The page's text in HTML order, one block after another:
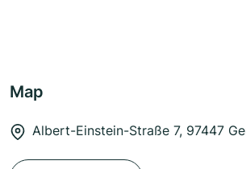
Map
Albert-Einstein-Straße 7, 97447